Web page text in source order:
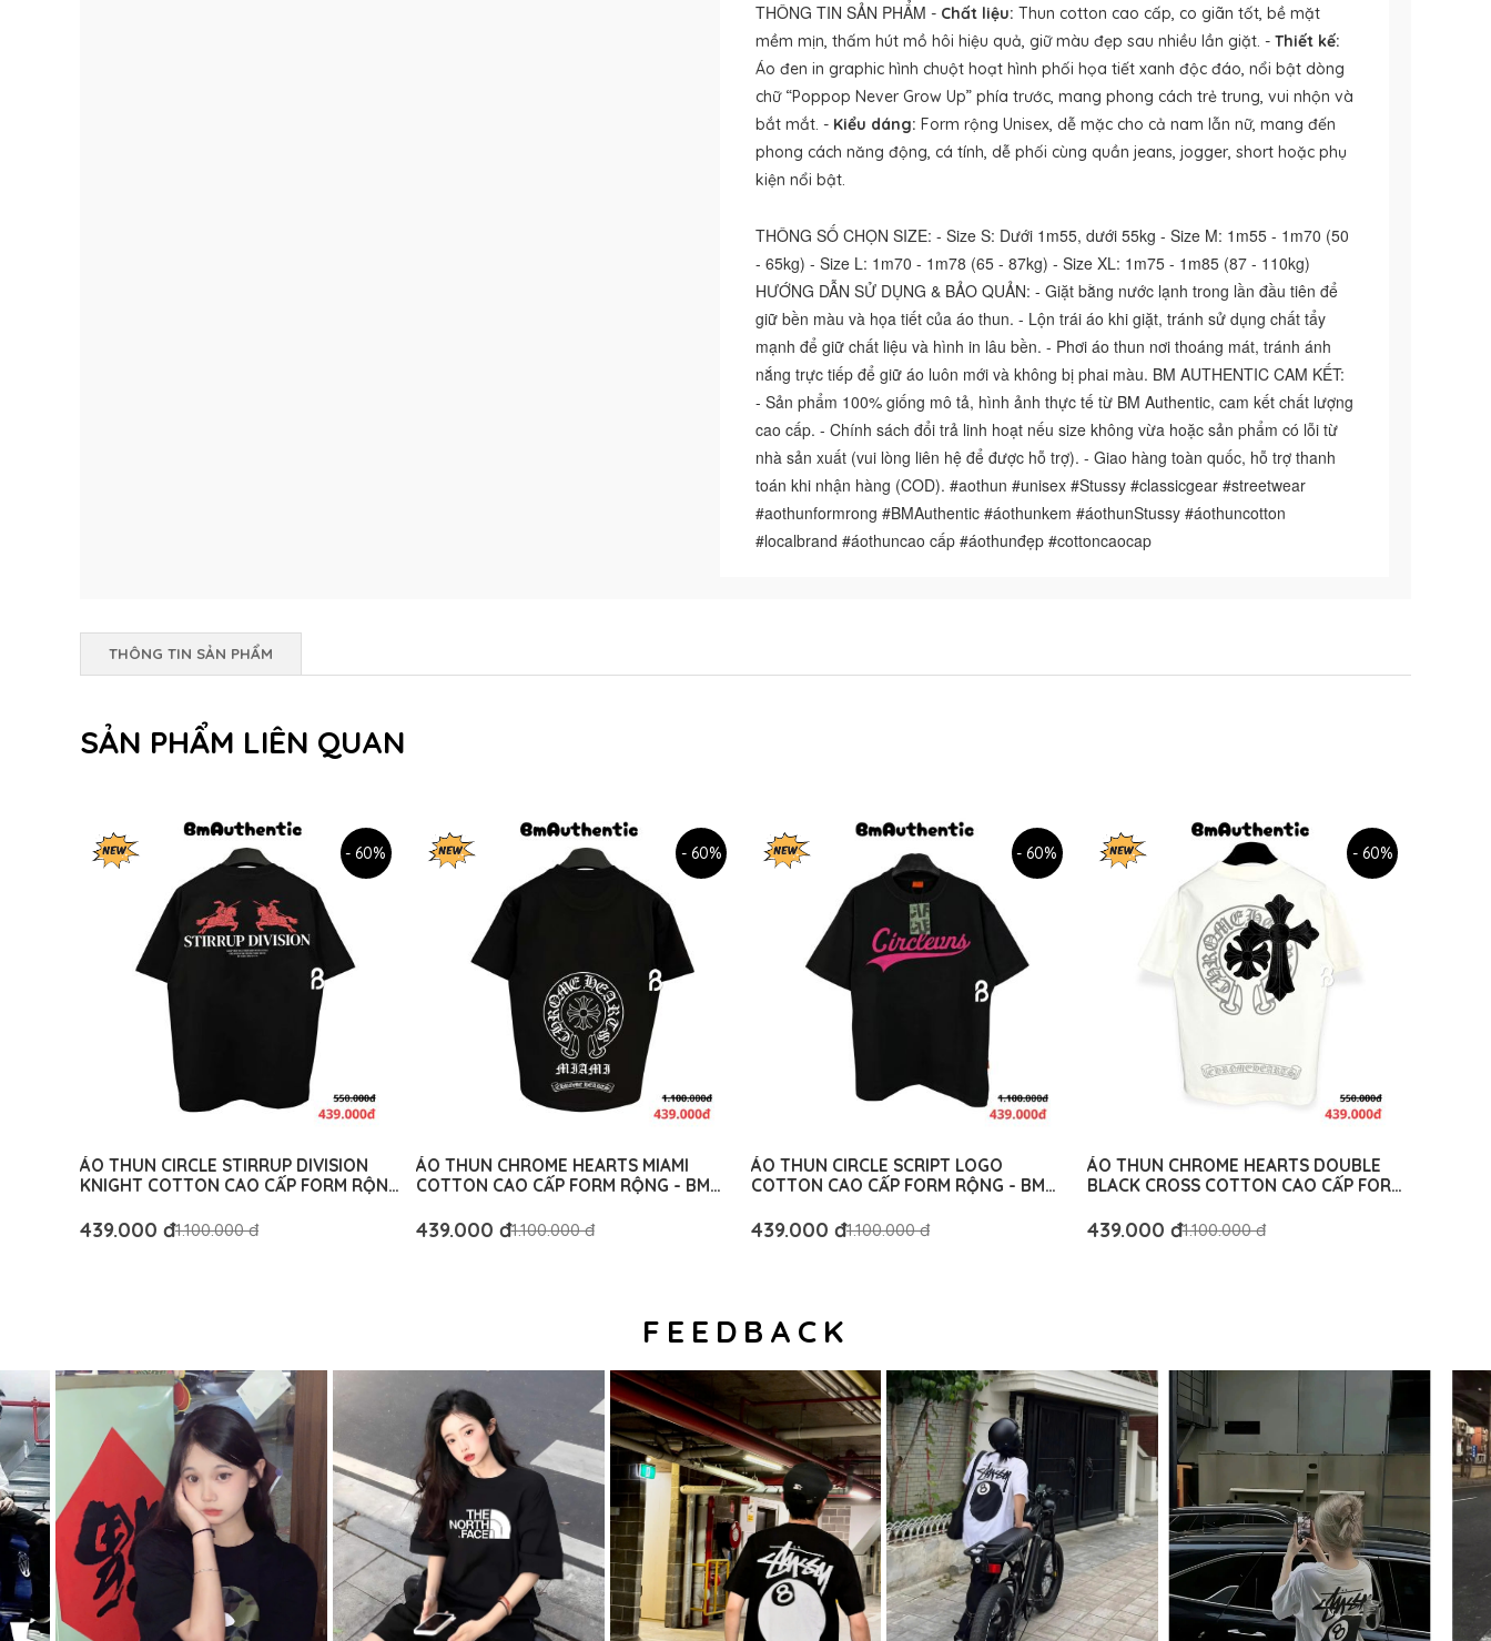
THÔNG TIN SẢN PHẨM - Chất liệu: Thun cotton cao cấp, co giãn tốt, bề mặt
mềm mịn, thấm hút mồ hôi hiệu quả, giữ màu đẹp sau nhiều lần giặt. - Thiết kế:
Áo đen in graphic hình chuột hoạt hình phối họa tiết xanh độc đáo, nổi bật dòng
chữ “Poppop Never Grow Up” phía trước, mang phong cách trẻ trung, vui nhộn và
bắt mắt. - Kiểu dáng: Form rộng Unisex, dễ mặc cho cả nam lẫn nữ, mang đến
phong cách năng động, cá tính, dễ phối cùng quần jeans, jogger, short hoặc phụ
kiện nổi bật.
THÔNG SỐ CHỌN SIZE: - Size S: Dưới 1m55, dưới 55kg - Size M: 1m55 - 1m70 (50
- 65kg) - Size L: 1m70 - 1m78 (65 - 87kg) - Size XL: 1m75 - 1m85 (87 - 110kg)
HƯỚNG DẪN SỬ DỤNG & BẢO QUẢN: - Giặt bằng nước lạnh trong lần đầu tiên để
giữ bền màu và họa tiết của áo thun. - Lộn trái áo khi giặt, tránh sử dụng chất tẩy
mạnh để giữ chất liệu và hình in lâu bền. - Phơi áo thun nơi thoáng mát, tránh ánh
nắng trực tiếp để giữ áo luôn mới và không bị phai màu. BM AUTHENTIC CAM KẾT:
- Sản phẩm 100% giống mô tả, hình ảnh thực tế từ BM Authentic, cam kết chất lượng
cao cấp. - Chính sách đổi trả linh hoạt nếu size không vừa hoặc sản phẩm có lỗi từ
nhà sản xuất (vui lòng liên hệ để được hỗ trợ). - Giao hàng toàn quốc, hỗ trợ thanh
toán khi nhận hàng (COD). #aothun #unisex #Stussy #classicgear #streetwear
#aothunformrong #BMAuthentic #áothunkem #áothunStussy #áothuncotton
#localbrand #áothuncao cấp #áothunđẹp #cottoncaocap
THÔNG TIN SẢN PHẨM
SẢN PHẨM LIÊN QUAN
- 60%
ÁO THUN CIRCLE STIRRUP DIVISION
KNIGHT COTTON CAO CẤP FORM RỘNG
439.000 đ1.100.000 đ
- 60%
ÁO THUN CHROME HEARTS MIAMI
COTTON CAO CẤP FORM RỘNG - BM
439.000 đ1.100.000 đ
- 60%
ÁO THUN CIRCLE SCRIPT LOGO
COTTON CAO CẤP FORM RỘNG - BM
439.000 đ1.100.000 đ
- 60%
ÁO THUN CHROME HEARTS DOUBLE
BLACK CROSS COTTON CAO CẤP FORM
439.000 đ1.100.000 đ
FEEDBACK